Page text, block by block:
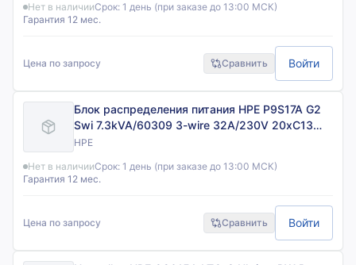
Нет в наличииСрок: 1 день (при заказе до 13:00 МСК)
Гарантия 12 мес.
Цена по запросу Сравнить Войти
Блок распределения питания HPE P9S17A G2
Swi 7.3kVA/60309 3-wire 32A/230V 20xC13
4xC19/Vertical
HPE
Нет в наличииСрок: 1 день (при заказе до 13:00 МСК)
Гарантия 12 мес.
Цена по запросу Сравнить Войти